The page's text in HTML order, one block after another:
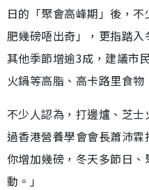
日的「聚會高峰期」後，
肥幾磅唔出奇」，更指踏
其他季節增逾3成，建議市
火鍋等高脂、高卡路里食
不少人認為，打邊爐、芝
過香港營養學會會長蕭沛
你增加幾磅，冬天多節日
動。」